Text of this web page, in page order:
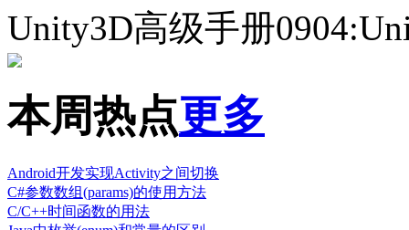
Unity3D高级手册
本周热点更多
Android开发实现Activity之间切换
C#参数数组(params)的使用方法
C/C++时间函数的用法